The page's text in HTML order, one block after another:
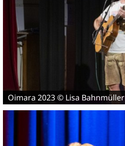
Oimara 2023 © Lisa Bahnmüller